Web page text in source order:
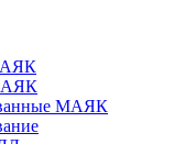
МАЯК